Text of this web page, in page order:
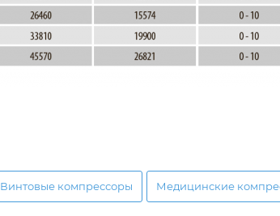
Винтовые компрессоры Медицинские